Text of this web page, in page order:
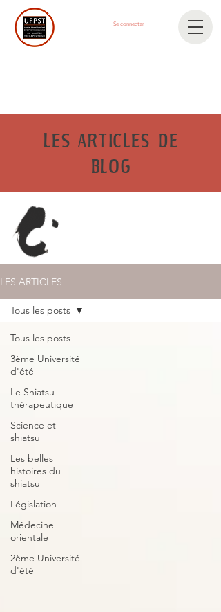
Se connecter
LES ARTICLES DE
BLOG
LES ARTICLES
Tous les posts
3ème Université
d'été
Le Shiatsu
thérapeutique
Science et
shiatsu
Les belles
histoires du
shiatsu
Législation
Médecine
orientale
2ème Université
d'été
Tous les posts